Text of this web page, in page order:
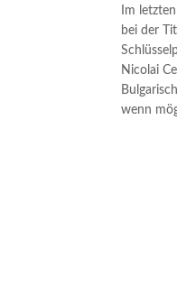
Im
bei der
Nicolai
wenn